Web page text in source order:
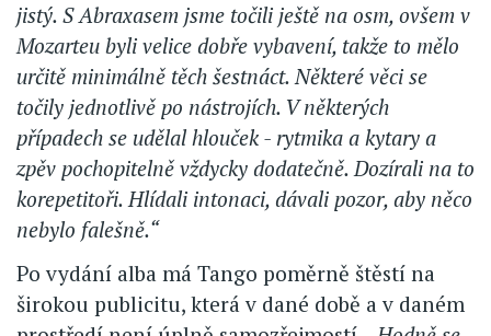
jistý. S Abraxasem jsme točili ještě na osm, ovšem v
Mozarteu byli velice dobře vybavení, takže to mělo
určitě minimálně těch šestnáct. Některé věci se
točily jednotlivě po nástrojích. V některých
případech se udělal hlouček - rytmika a kytary a
zpěv pochopitelně vždycky dodatečně. Dozírali na to
korepetitoři. Hlídali intonaci, dávali pozor, aby něco
nebylo falešně.“
Po vydání alba má Tango poměrně štěstí na
širokou publicitu, která v dané době a v daném